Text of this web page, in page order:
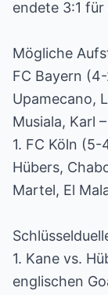
endete 3:1
Mögliche
FC Bayern
Upamecano,
Musiala, Karl
1. FC Köln
Hübers,
Martel, El
1. Kane vs.
englischen